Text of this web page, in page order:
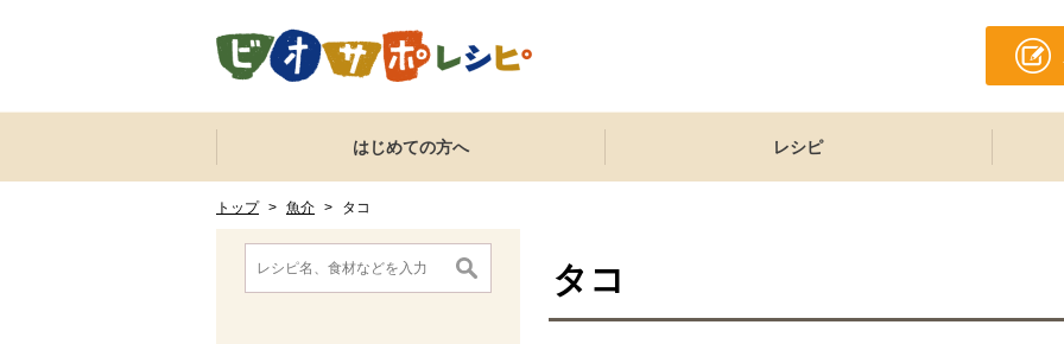
ここからサイト内共通メニューです。
サイト内共通メニューをスキップする
はじめての方へ レシピ
トップ > 魚介 > タコ
ここから消費材検索メニューです。
消費材検索メニューここまで。
ここから本文です。
タコ